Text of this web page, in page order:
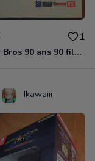
1
Warner Bros 90 ans 90 films Neuf emballé
Ikawaiii